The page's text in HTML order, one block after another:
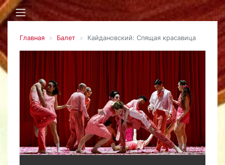
Главная Балет Кайдановский: Спящая красавица